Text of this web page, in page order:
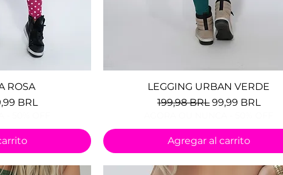
ROSA
de oferta
BRL
Vista rápida
LEGGING URBAN VERDE
Precio
199,98 BRL Precio de oferta
99,99 BRL
Agregar al carrito